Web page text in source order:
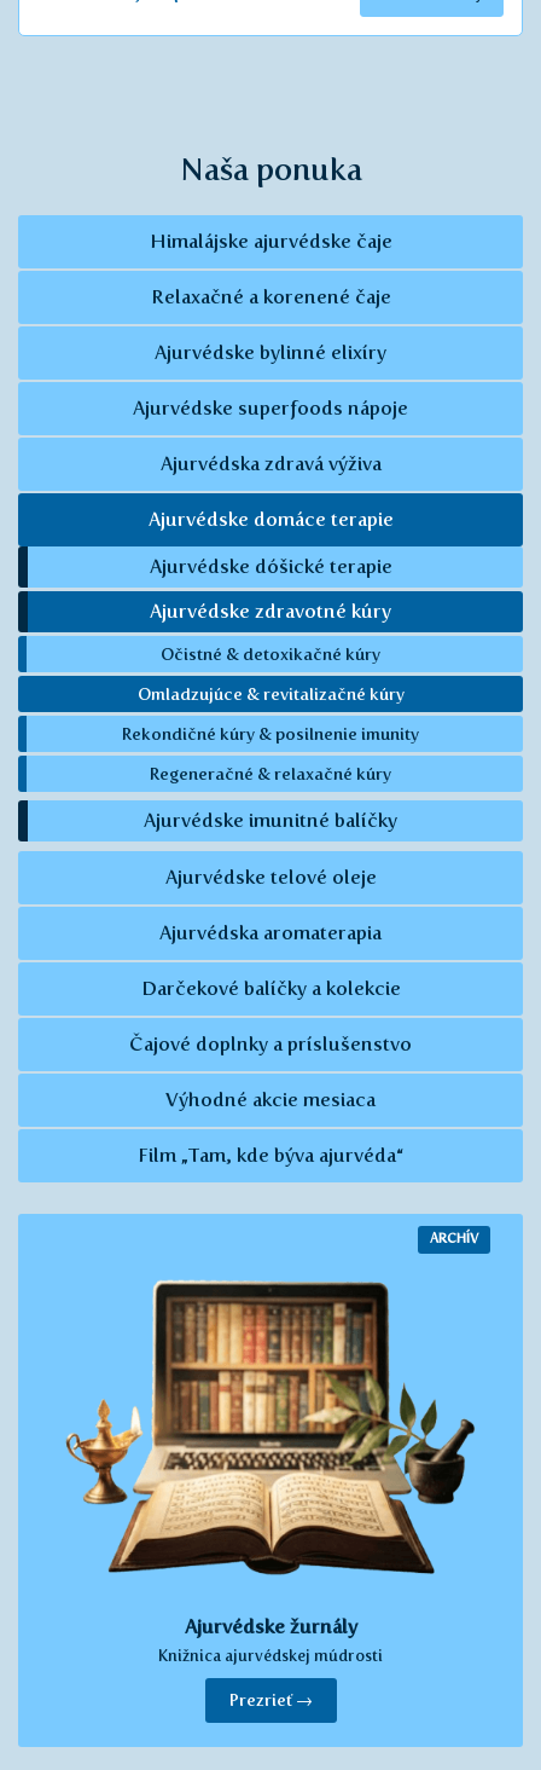
Naša ponuka
Himalájske ajurvédske čaje
Relaxačné a korenené čaje
Ajurvédske bylinné elixíry
Ajurvédske superfoods nápoje
Ajurvédska zdravá výživa
Ajurvédske domáce terapie
Ajurvédske dóšické terapie
Ajurvédske zdravotné kúry
Očistné & detoxikačné kúry
Omladzujúce & revitalizačné kúry
Rekondičné kúry & posilnenie imunity
Regeneračné & relaxačné kúry
Ajurvédske imunitné balíčky
Ajurvédske telové oleje
Ajurvédska aromaterapia
Darčekové balíčky a kolekcie
Čajové doplnky a príslušenstvo
Výhodné akcie mesiaca
Film „Tam, kde býva ajurvéda“
ARCHÍV
Ajurvédske žurnály
Knižnica ajurvédskej múdrosti
Prezrieť →